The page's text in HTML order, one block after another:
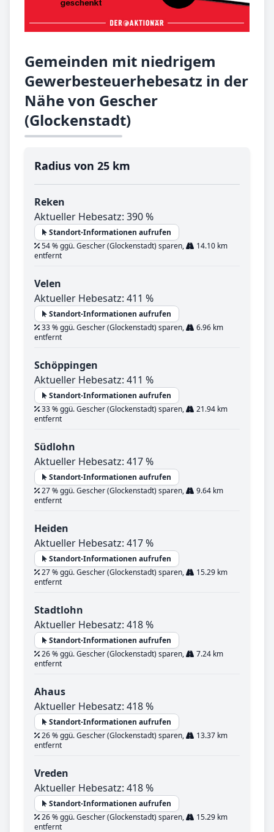
Gemeinden mit niedrigem
Gewerbesteuerhebesatz in der
Nähe von Gescher
(Glockenstadt)
Radius von 25 km
Reken
Aktueller Hebesatz: 390 %
Standort-Informationen aufrufen
54 % ggü. Gescher (Glockenstadt) sparen,
14.10 km
entfernt
Velen
Aktueller Hebesatz: 411 %
Standort-Informationen aufrufen
33 % ggü. Gescher (Glockenstadt) sparen,
6.96 km
entfernt
Schöppingen
Aktueller Hebesatz: 411 %
Standort-Informationen aufrufen
33 % ggü. Gescher (Glockenstadt) sparen,
21.94 km
entfernt
Südlohn
Aktueller Hebesatz: 417 %
Standort-Informationen aufrufen
27 % ggü. Gescher (Glockenstadt) sparen,
9.64 km
entfernt
Heiden
Aktueller Hebesatz: 417 %
Standort-Informationen aufrufen
27 % ggü. Gescher (Glockenstadt) sparen,
15.29 km
entfernt
Stadtlohn
Aktueller Hebesatz: 418 %
Standort-Informationen aufrufen
26 % ggü. Gescher (Glockenstadt) sparen,
7.24 km
entfernt
Ahaus
Aktueller Hebesatz: 418 %
Standort-Informationen aufrufen
26 % ggü. Gescher (Glockenstadt) sparen,
13.37 km
entfernt
Vreden
Aktueller Hebesatz: 418 %
Standort-Informationen aufrufen
26 % ggü. Gescher (Glockenstadt) sparen,
15.29 km
entfernt